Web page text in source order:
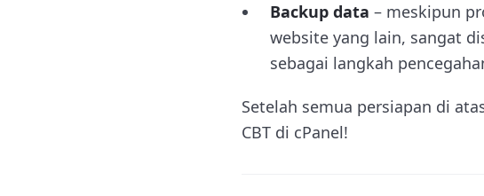
Backup data – meskipun
website yang lain, sangat
sebagai langkah
Setelah semua persiapan di
CBT di cPanel!